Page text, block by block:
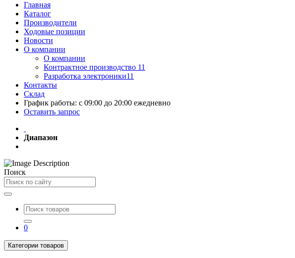
Главная
Каталог
Производители
Ходовые позиции
Новости
О компании
О компании
Контрактное производство 11
Разработка электроники11
Контакты
Склад
График работы: с 09:00 до 20:00 ежедневно
Оставить запрос
Диапазон
Поиск
0
Категории товаров